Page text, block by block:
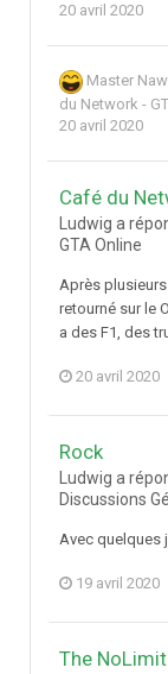
20 avril 2020
Master
du Network -
20 avril 2020
Café du
Ludwig a
GTA Online
Après
retourné sur le
a des F1, des
20 avril 2020
Rock
Ludwig a
Discussions
Avec quelques
19 avril 2020
The